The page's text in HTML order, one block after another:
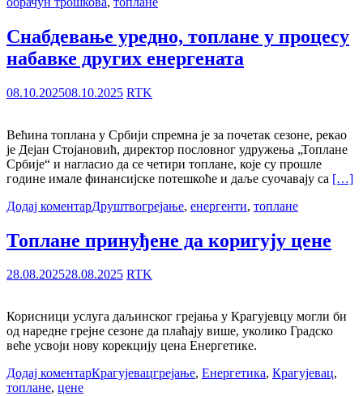
Снабдевање уредно, топлане у процесу
набавке других енергената
08.10.202508.10.2025 RTK
Већина топлана у Србији спремна је за почетак сезоне, рекао
је Дејан Стојановић, директор пословног удружења „Топлане
Србије“ и нагласио да се четири топлане, које су прошле
године имале финансијске потешкоће и даље суочавају са […]
Додај коментарДруштвогрејање, енергенти, топлане
Топлане принуђене да коригују цене
28.08.202528.08.2025 RTK
Корисници услуга даљинског грејања у Крагујевцу могли би
од наредне грејне сезоне да плаћају више, уколико Градско
веће усвоји нову корекцију цена Енергетике.
Додај коментарКрагујевацгрејање, Енергетика, Крагујевац,
топлане, цене